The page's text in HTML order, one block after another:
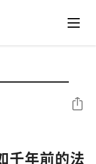
千年前的法
分享